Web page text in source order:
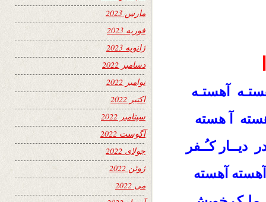
آهستـه
آ هسته
کـُـفر
آهسته
مارس 2023
فوریه 2023
ژانویه 2023
دسامبر 2022
نوامبر 2022
اکتبر 2022
سپتامبر 2022
آگوست 2022
جولای 2022
ژوئن 2022
می 2022